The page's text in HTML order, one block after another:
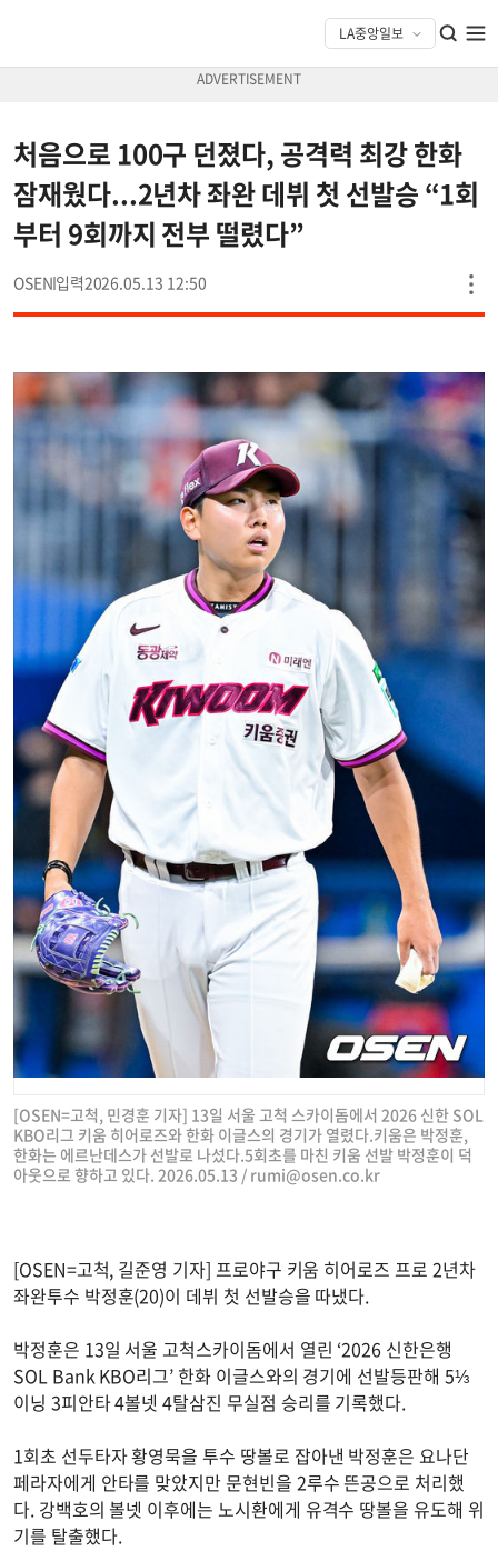
처음으로 100구 던졌다, 공격력 최강 한화
잠재웠다...2년차 좌완 데뷔 첫 선발승 “1회
부터 9회까지 전부 떨렸다”
OSEN 2026.05.13 12:50
[OSEN=고척, 민경훈 기자] 13일 서울 고척 스카이돔에서 2026 신한 SOL
KBO리그 키움 히어로즈와 한화 이글스의 경기가 열렸다.키움은 박정훈,
한화는 에르난데스가 선발로 나섰다.5회초를 마친 키움 선발 박정훈이 덕
아웃으로 향하고 있다. 2026.05.13 / rumi@osen.co.kr
[OSEN=고척, 길준영 기자] 프로야구 키움 히어로즈 프로 2년차
좌완투수 박정훈(20)이 데뷔 첫 선발승을 따냈다.
박정훈은 13일 서울 고척스카이돔에서 열린 ‘2026 신한은행
SOL Bank KBO리그’ 한화 이글스와의 경기에 선발등판해 5⅓
이닝 3피안타 4볼넷 4탈삼진 무실점 승리를 기록했다.
1회초 선두타자 황영묵을 투수 땅볼로 잡아낸 박정훈은 요나단
페라자에게 안타를 맞았지만 문현빈을 2루수 뜬공으로 처리했
다. 강백호의 볼넷 이후에는 노시환에게 유격수 땅볼을 유도해 위
기를 탈출했다.